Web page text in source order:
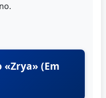
«Zrya» (Em